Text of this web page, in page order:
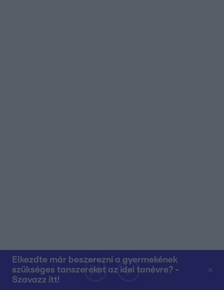
Elkezdte már beszerezni a gyermekének
szükséges tanszereket az idei tanévre? -
Szavazz itt!